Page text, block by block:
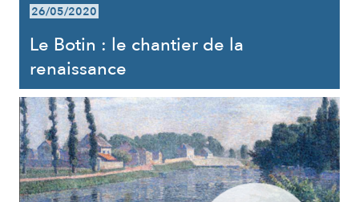
26/05/2020
Le Botin : le chantier de la
renaissance